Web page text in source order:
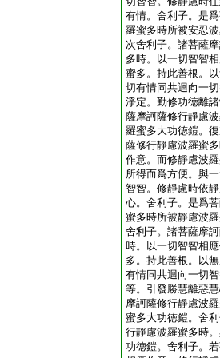
有情。舍利子。是
羅蜜多時所被安忍
次舍利子。諸菩薩
多時。以一切智智
蜜多。持此善根。
切有情同共迴向一
淨定。勤修功徳離
薩摩訶薩修行靜慮
羅蜜多大功徳鎧。
薩修行靜慮波羅蜜
作意。而修靜慮波
所得而爲方便。與
智智。修靜慮時依
心。舍利子。是爲
蜜多時所被靜慮波
舍利子。諸菩薩摩
時。以一切智智相
多。持此善根。以
有情同共迴向一切
等。引發勝慧離惡
摩訶薩修行靜慮波
蜜多大功徳鎧。舍
行靜慮波羅蜜多時
功徳鎧。舍利子。